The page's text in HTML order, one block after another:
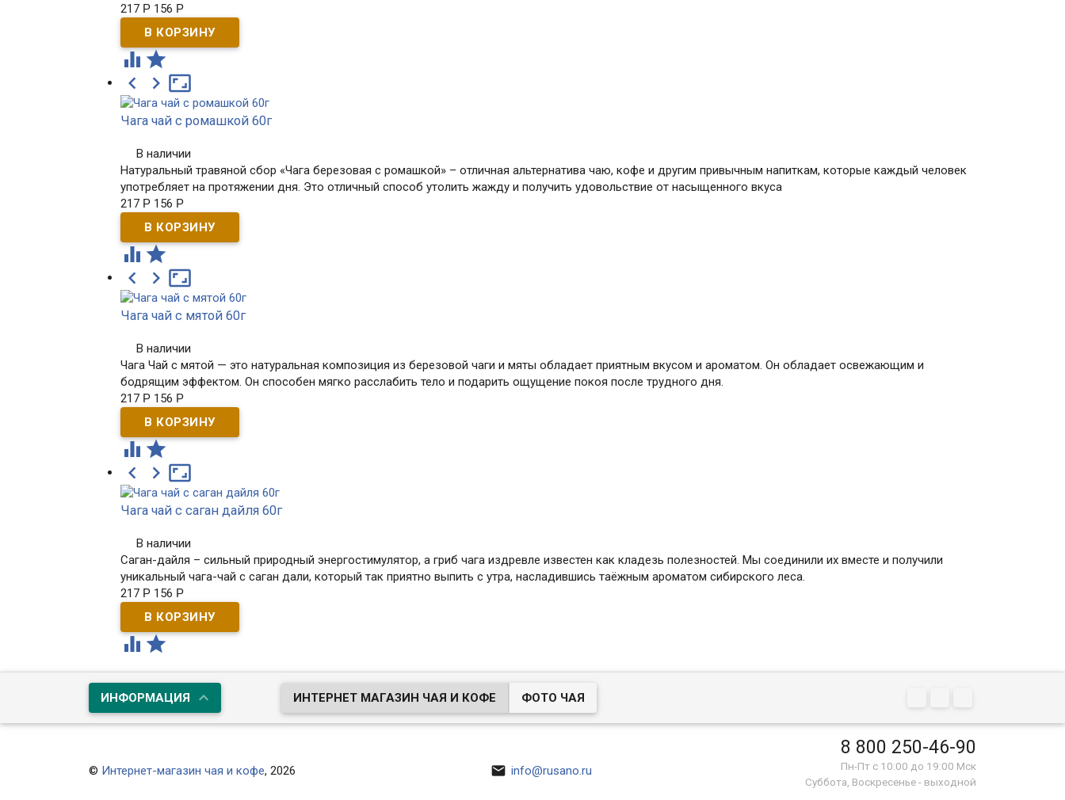
217 Р 156 Р
 

 
Чага чай с ромашкой 60г
В наличии
Натуральный травяной сбор «Чага березовая с ромашкой» – отличная альтернатива чаю, кофе и другим привычным напиткам, которые каждый человек
употребляет на протяжении дня. Это отличный способ утолить жажду и получить удовольствие от насыщенного вкуса
217 Р 156 Р
 

 
Чага чай с мятой 60г
В наличии
Чага Чай с мятой — это натуральная композиция из березовой чаги и мяты обладает приятным вкусом и ароматом. Он обладает освежающим и
бодрящим эффектом. Он способен мягко расслабить тело и подарить ощущение покоя после трудного дня.
217 Р 156 Р
 

 
Чага чай с саган дайля 60г
В наличии
Саган-дайля – сильный природный энергостимулятор, а гриб чага издревле известен как кладезь полезностей. Мы соединили их вместе и получили
уникальный чага-чай с саган дали, который так приятно выпить с утра, насладившись таёжным ароматом сибирского леса.
217 Р 156 Р
 
ИНФОРМАЦИЯ ИНТЕРНЕТ МАГАЗИН ЧАЯ И КОФЕ ФОТО ЧАЯ
© Интернет-магазин чая и кофе, 2026  info@rusano.ru
8 800 250-46-90
Пн-Пт с 10:00 до 19:00 Мск
Суббота, Воскресенье - выходной